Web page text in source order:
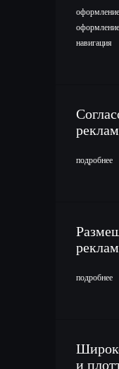
навигация
подробнее
подробнее
и